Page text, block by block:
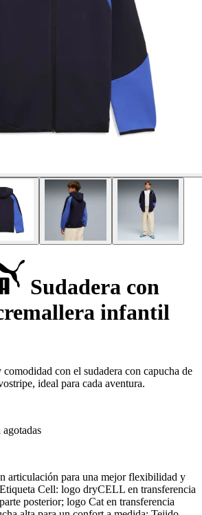
Sudadera con
infantil
con el sudadera con capucha de
ideal para cada aventura.
agotadas
articulación para una mejor flexibilidad y
Cell: logo dryCELL en transferencia
posterior; logo Cat en transferencia